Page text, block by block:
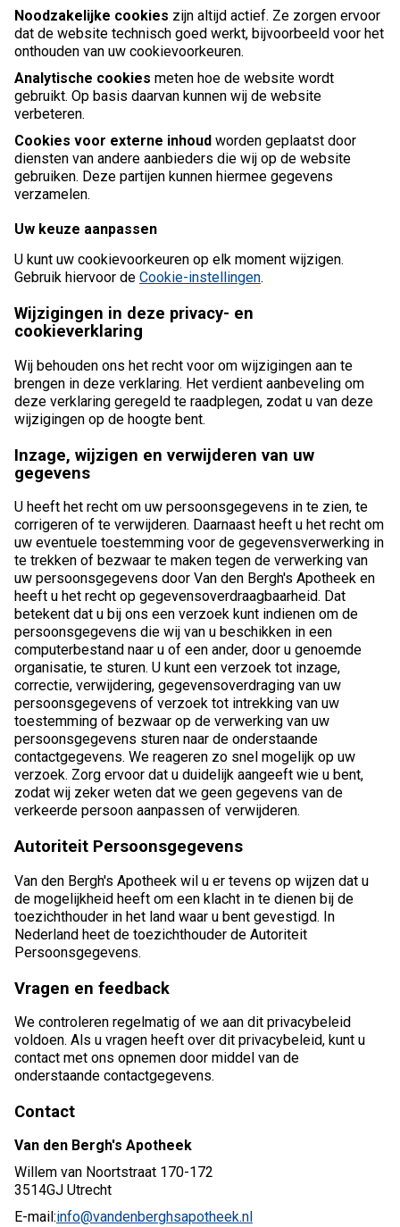
Noodzakelijke cookies zijn altijd actief. Ze zorgen ervoor
dat de website technisch goed werkt, bijvoorbeeld voor het
onthouden van uw cookievoorkeuren.
Analytische cookies meten hoe de website wordt
gebruikt. Op basis daarvan kunnen wij de website
verbeteren.
Cookies voor externe inhoud worden geplaatst door
diensten van andere aanbieders die wij op de website
gebruiken. Deze partijen kunnen hiermee gegevens
verzamelen.
Uw keuze aanpassen
U kunt uw cookievoorkeuren op elk moment wijzigen.
Gebruik hiervoor de Cookie-instellingen.
Wijzigingen in deze privacy- en
cookieverklaring
Wij behouden ons het recht voor om wijzigingen aan te
brengen in deze verklaring. Het verdient aanbeveling om
deze verklaring geregeld te raadplegen, zodat u van deze
wijzigingen op de hoogte bent.
Inzage, wijzigen en verwijderen van uw
gegevens
U heeft het recht om uw persoonsgegevens in te zien, te
corrigeren of te verwijderen. Daarnaast heeft u het recht om
uw eventuele toestemming voor de gegevensverwerking in
te trekken of bezwaar te maken tegen de verwerking van
uw persoonsgegevens door Van den Bergh's Apotheek en
heeft u het recht op gegevensoverdraagbaarheid. Dat
betekent dat u bij ons een verzoek kunt indienen om de
persoonsgegevens die wij van u beschikken in een
computerbestand naar u of een ander, door u genoemde
organisatie, te sturen. U kunt een verzoek tot inzage,
correctie, verwijdering, gegevensoverdraging van uw
persoonsgegevens of verzoek tot intrekking van uw
toestemming of bezwaar op de verwerking van uw
persoonsgegevens sturen naar de onderstaande
contactgegevens. We reageren zo snel mogelijk op uw
verzoek. Zorg ervoor dat u duidelijk aangeeft wie u bent,
zodat wij zeker weten dat we geen gegevens van de
verkeerde persoon aanpassen of verwijderen.
Autoriteit Persoonsgegevens
Van den Bergh's Apotheek wil u er tevens op wijzen dat u
de mogelijkheid heeft om een klacht in te dienen bij de
toezichthouder in het land waar u bent gevestigd. In
Nederland heet de toezichthouder de Autoriteit
Persoonsgegevens.
Vragen en feedback
We controleren regelmatig of we aan dit privacybeleid
voldoen. Als u vragen heeft over dit privacybeleid, kunt u
contact met ons opnemen door middel van de
onderstaande contactgegevens.
Contact
Van den Bergh's Apotheek
Willem van Noortstraat 170-172
3514GJ Utrecht
E-mail:info@vandenberghsapotheek.nl